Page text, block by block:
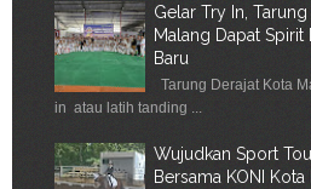
Gelar Try In,
Malang Dapat Spirit
Baru
Tarung Derajat Kota
in atau latih tanding ...
Wujudkan Sport
Bersama KONI